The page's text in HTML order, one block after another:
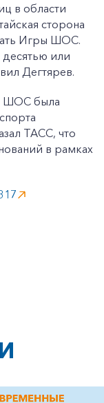
в области
сторона
Игры ШОС.
или
Дегтярев.
ШОС была
ТАСС, что
в рамках